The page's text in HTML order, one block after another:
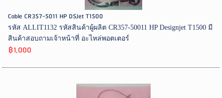
Cable CR357-5011 HP DSJet T1500
รหัส ALLIT1132 รหัสสินค้าผู้ผลิต CR357-50011 HP Designjet T1500 มี
สินค้าสอบถามเจ้าหน้าที่ อะไหล่พอตเตอร์
฿1,000